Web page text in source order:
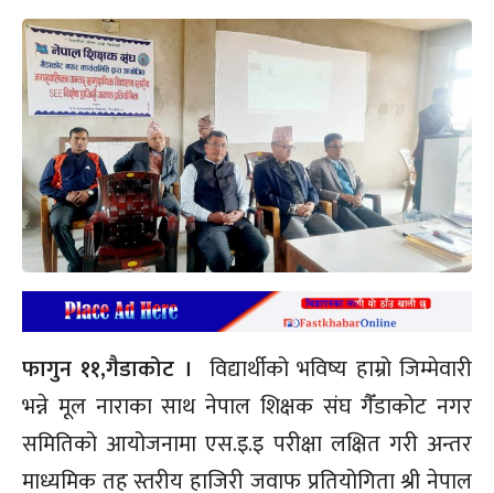
फागुन ११,गैडाकोट । विद्यार्थीको भविष्य हाम्रो जिम्मेवारी
भन्ने मूल नाराका साथ नेपाल शिक्षक संघ गैँडाकोट नगर
समितिको आयोजनामा एस.इ.इ परीक्षा लक्षित गरी अन्तर
माध्यमिक तह स्तरीय हाजिरी जवाफ प्रतियोगिता श्री नेपाल